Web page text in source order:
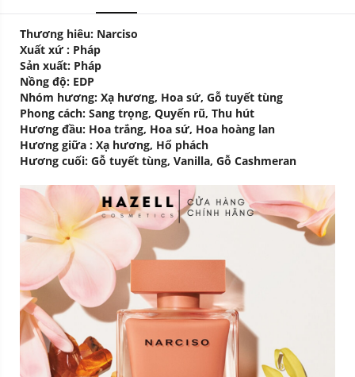
Thương hiêu: Narciso
Xuất xứ : Pháp
Sản xuất: Pháp
Nồng độ: EDP
Nhóm hương: Xạ hương, Hoa sứ, Gỗ tuyết tùng
Phong cách: Sang trọng, Quyến rũ, Thu hút
Hương đầu: Hoa trắng, Hoa sứ, Hoa hoàng lan
Hương giữa : Xạ hương, Hổ phách
Hương cuối: Gỗ tuyết tùng, Vanilla, Gỗ Cashmeran